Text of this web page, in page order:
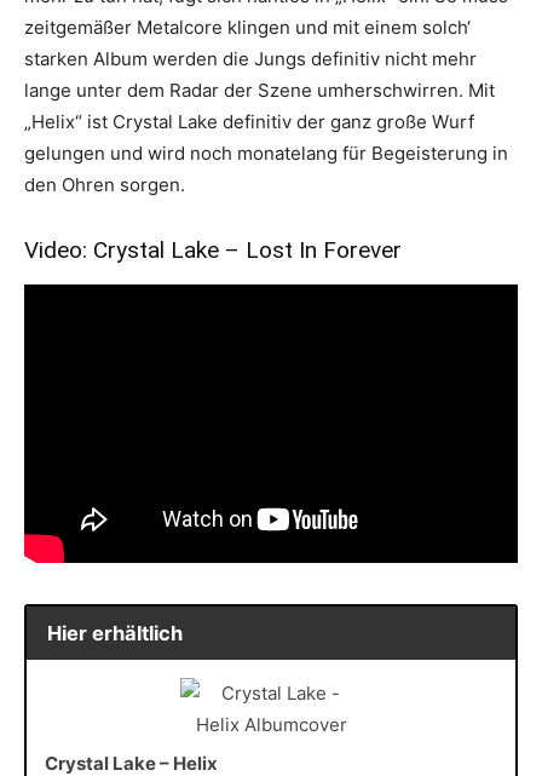
zeitgemäßer Metalcore klingen und mit einem solch‘
starken Album werden die Jungs definitiv nicht mehr
lange unter dem Radar der Szene umherschwirren. Mit
„Helix“ ist Crystal Lake definitiv der ganz große Wurf
gelungen und wird noch monatelang für Begeisterung in
den Ohren sorgen.
Video: Crystal Lake – Lost In Forever
Hier erhältlich
Crystal Lake – Helix